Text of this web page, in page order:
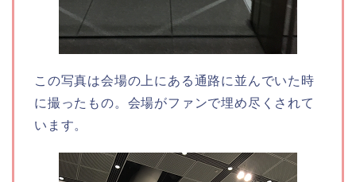
この写真は会場の上にある通路に並んでいた時
に撮ったもの。会場がファンで埋め尽くされて
います。